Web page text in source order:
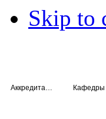
Skip to
Кафедры